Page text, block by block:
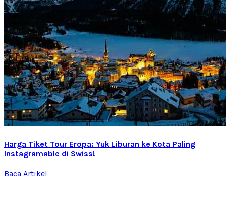
Harga Tiket Tour Eropa: Yuk Liburan ke Kota Paling
Instagramable di Swiss!
Baca Artikel